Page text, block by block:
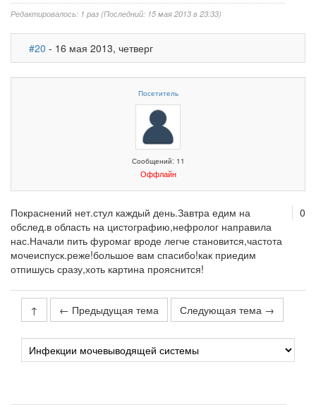
Редактировалось: 1 раз (Последний: 15 мая 2013 в 23:33)
#20 - 16 мая 2013, четверг
Посетитель
Сообщений: 11
Оффлайн
0
Покраснений нет.стул каждый день.Завтра едим на
обслед.в область на цистографию,нефролог направила
нас.Начали пить фуромаг вроде легче становится,частота
мочеиспуск.реже!большое вам спасибо!как приедим
отпишусь сразу,хоть картина прояснится!
↑ ← Предыдущая тема Следующая тема →